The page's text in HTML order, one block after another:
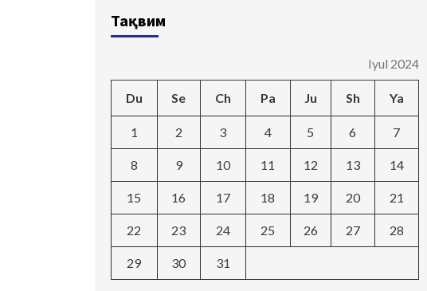
Тақвим
Iyul 2024
Du Se Ch Pa Ju Sh Ya
1 2 3 4 5 6 7
8 9 10 11 12 13 14
15 16 17 18 19 20 21
22 23 24 25 26 27 28
29 30 31